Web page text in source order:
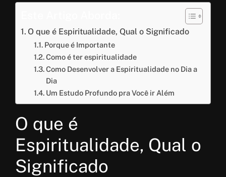
O que é Espiritualidade, Qual o Significado
Porque é Importante
Como é ter espiritualidade
Como Desenvolver a Espiritualidade no Dia a
Dia
Um Estudo Profundo pra Você ir Além
O que é
Espiritualidade, Qual o
Significado